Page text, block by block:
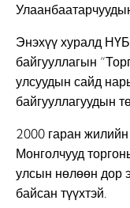
Энэхүү хуралд
байгууллагын
улсуудын сайд
байгууллагуудын
2000 гаран
Монголчууд
улсын нөлөөн дор
байсан түүхтэй.